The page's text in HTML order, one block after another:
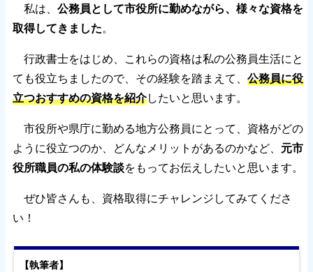
私は、 公務員として市役所に勤めながら、様々な資格を
取得してきました。
行政書士をはじめ、これらの資格は私の公務員生活にと
ても役立ちましたので、その経験を踏まえて、 公務員に役
立つおすすめの資格を紹介したいと思います。
市役所や県庁に勤める地方公務員にとって、資格がどの
ように役立つのか、どんなメリットがあるのかなど、 元市
役所職員の私の体験談をもってお伝えしたいと思います。
ぜひ皆さんも、資格取得にチャレンジしてみてくださ
い！
【執筆者】